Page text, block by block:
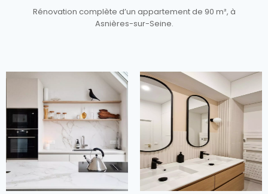
Rénovation complète d’un appartement de 90 m², à
Asnières-sur-Seine.